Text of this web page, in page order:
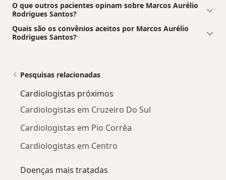
O que outros pacientes opinam sobre Marcos Aurélio
Rodrigues Santos?
Quais são os convênios aceitos por Marcos Aurélio
Rodrigues Santos?
Pesquisas relacionadas
Cardiologistas próximos
Cardiologistas em Cruzeiro Do Sul
Cardiologistas em Pio Corrêa
Cardiologistas em Centro
Doenças mais tratadas